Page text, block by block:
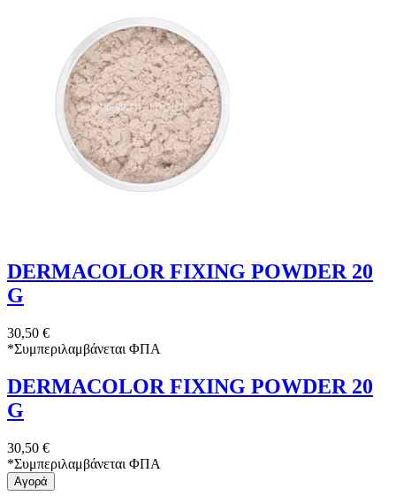
DERMACOLOR FIXING POWDER 20
G
30,50 €
*Συμπεριλαμβάνεται ΦΠΑ
DERMACOLOR FIXING POWDER 20
G
30,50 €
*Συμπεριλαμβάνεται ΦΠΑ
Αγορά